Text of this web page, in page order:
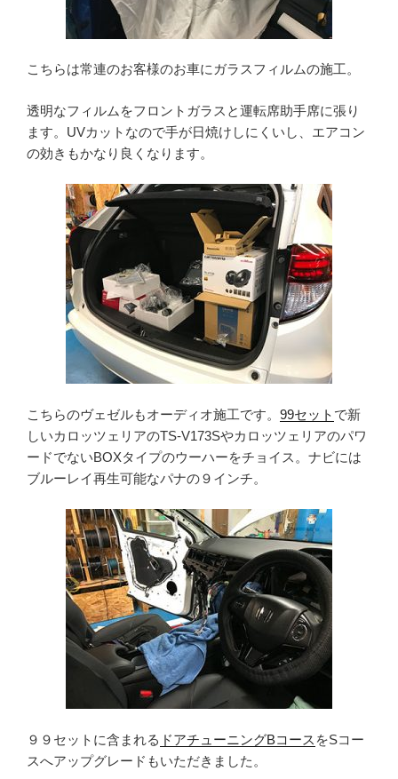
こちらは常連のお客様のお車にガラスフィルムの施工。
透明なフィルムをフロントガラスと運転席助手席に張り
ます。UVカットなので手が日焼けしにくいし、エアコン
の効きもかなり良くなります。
こちらのヴェゼルもオーディオ施工です。 99セット で新
しいカロッツェリアのTS-V173Sやカロッツェリアのパワ
ードでないBOXタイプのウーハーをチョイス。ナビには
ブルーレイ再生可能なパナの９インチ。
９９セットに含まれる ドアチューニングBコース をSコー
スへアップグレードもいただきました。